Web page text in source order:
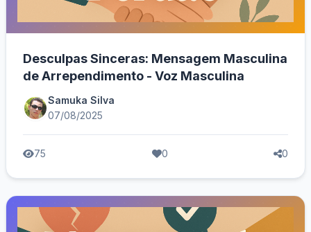
Desculpas Sinceras: Mensagem Masculina
de Arrependimento - Voz Masculina
Samuka Silva
07/08/2025
75 0 0